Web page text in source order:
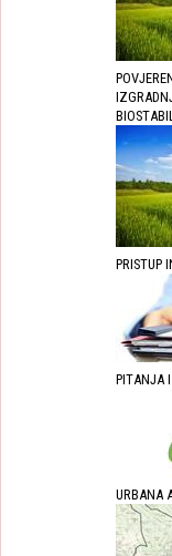
PRISTUP
PITANJA
URBANA